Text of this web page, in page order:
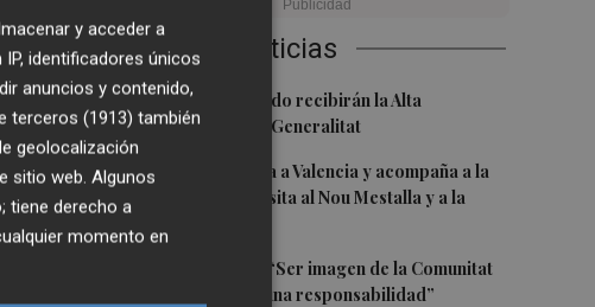
Últimas Noticias
1Ferran y Grimaldo recibirán la Alta
Distinción de la Generalitat
2Kiat Lim regresa a Valencia y acompaña a la
plantilla en su visita al Nou Mestalla y a la
Ferran Torres: “Ser imagen de la Comunitat
es un orgullo y una responsabilidad”
en
de
y acceder a
identificadores únicos
anuncios y contenido,
terceros (1913) también
geolocalización
sitio web. Algunos
tiene derecho a
momento en